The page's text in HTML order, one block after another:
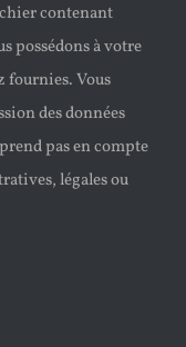
contenant
possédons à votre
fournies. Vous
des données
pas en compte
légales ou